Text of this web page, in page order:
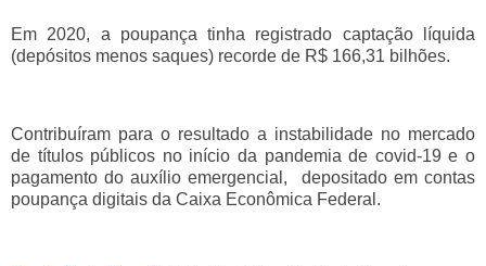
Em 2020, a poupança tinha registrado captação líquida
(depósitos menos saques) recorde de R$ 166,31 bilhões.
Contribuíram para o resultado a instabilidade no mercado
de títulos públicos no início da pandemia de covid-19 e o
pagamento do auxílio emergencial, depositado em contas
poupança digitais da Caixa Econômica Federal.